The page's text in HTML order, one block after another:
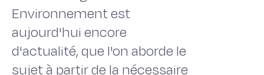
Environnement est
aujourd'hui encore
d'actualité, que l'on aborde le
sujet à partir de la nécessaire